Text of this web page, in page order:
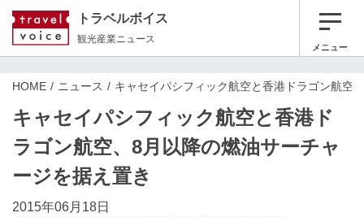
トラベルボイス
観光産業ニュース
メニュー
HOME ニュース キャセイパシフィック航空と香港ドラゴン航空
キャセイパシフィック航空と香港ド
ラゴン航空、8月以降の燃油サーチャ
ージを据え置き
2015年06月18日